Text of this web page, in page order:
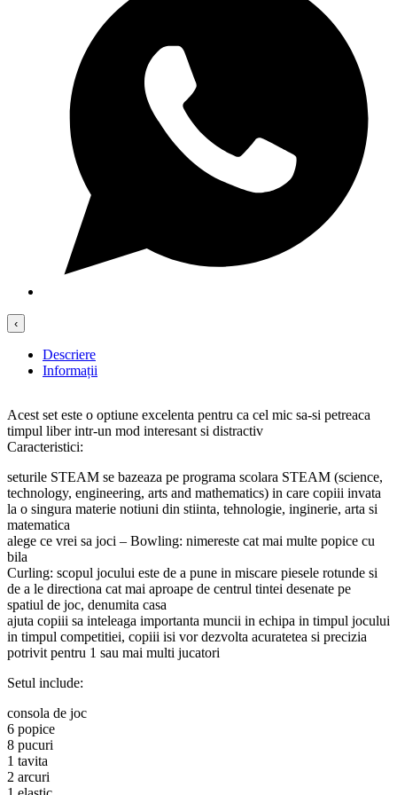
‹
Descriere
Informații
Acest set este o optiune excelenta pentru ca cel mic sa-si petreaca
timpul liber intr-un mod interesant si distractiv
Caracteristici:
seturile STEAM se bazeaza pe programa scolara STEAM (science,
technology, engineering, arts and mathematics) in care copiii invata
la o singura materie notiuni din stiinta, tehnologie, inginerie, arta si
matematica
alege ce vrei sa joci – Bowling: nimereste cat mai multe popice cu
bila
Curling: scopul jocului este de a pune in miscare piesele rotunde si
de a le directiona cat mai aproape de centrul tintei desenate pe
spatiul de joc, denumita casa
ajuta copiii sa inteleaga importanta muncii in echipa in timpul jocului
in timpul competitiei, copiii isi vor dezvolta acuratetea si precizia
potrivit pentru 1 sau mai multi jucatori
Setul include:
consola de joc
6 popice
8 pucuri
1 tavita
2 arcuri